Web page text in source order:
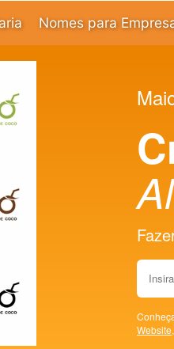
Nomes para
Website,